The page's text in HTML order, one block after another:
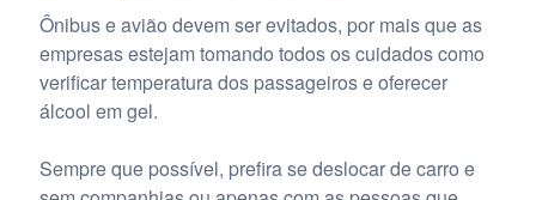
Ônibus e avião devem ser evitados, por mais que as
empresas estejam tomando todos os cuidados como
verificar temperatura dos passageiros e oferecer
álcool em gel.
Sempre que possível, prefira se deslocar de carro e